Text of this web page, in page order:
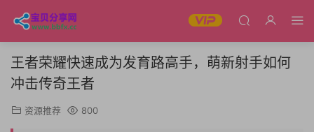
王者荣耀快速成为发育路高手，萌新射手如何
冲击传奇王者
资源推荐 800